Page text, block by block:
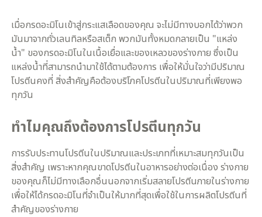
เมื่อกรดอะมิโนเข้าสู่กระแสเลือดของคุณ จะไม่มีทางบอกได้ว่าพวก
มันมาจากถั่วเลนทิลหรือสเต็ก พวกมันทั้งหมดกลายเป็น "แหล่ง
น้ำ" ของกรดอะมิโนในเนื้อเยื่อและของเหลวของร่างกาย ซึ่งเป็น
แหล่งน้ำที่สามารถนำมาใช้ได้ตามต้องการ เพื่อให้มั่นใจว่ามีปริมาณ
โปรตีนคงที่ สิ่งสำคัญคือต้องบริโภคโปรตีนในปริมาณที่เพียงพอ
ทุกวัน
ทำไมคุณถึงต้องการโปรตีนทุกวัน
​การรับประทานโปรตีนในปริมาณและประเภทที่เหมาะสมทุกวันเป็น
สิ่งสำคัญ เพราะหากคุณขาดโปรตีนในอาหารอย่างต่อเนื่อง ร่างกาย
ของคุณก็ไม่มีทางเลือกอื่นนอกจากเริ่มสลายโปรตีนภายในร่างกาย
เพื่อให้ได้กรดอะมิโนที่จำเป็นให้มากที่สุดเพื่อใช้ในการผลิตโปรตีนที่
สำคัญของร่างกาย